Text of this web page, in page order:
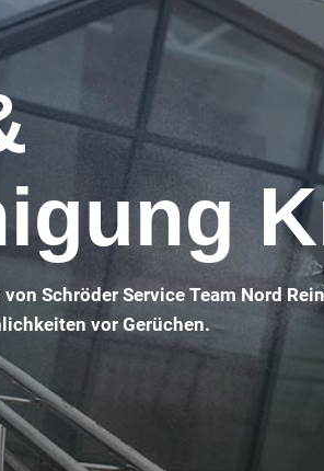
Schröder Service Team Nord
vor Gerüchen.